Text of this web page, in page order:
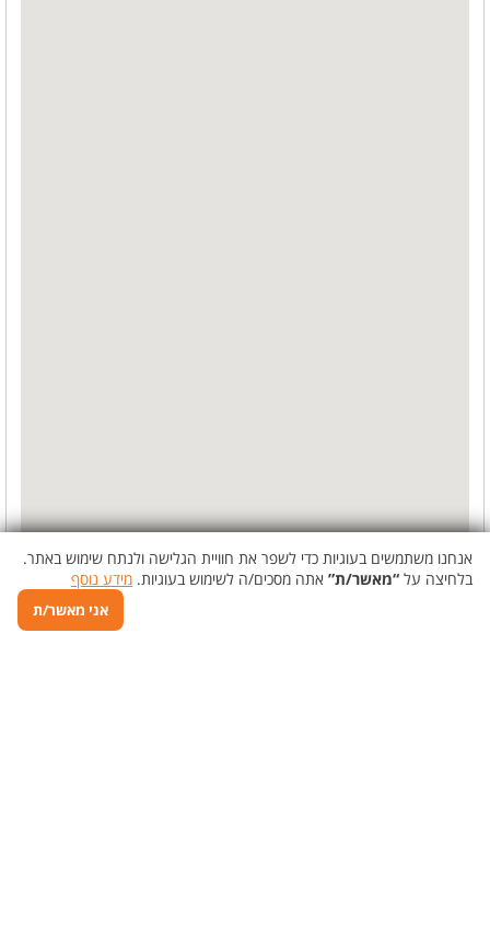
אנחנו משתמשים בעוגיות כדי לשפר את חוויית הגלישה ולנתח שימוש באתר.
בלחיצה על “מאשר/ת” אתה מסכים/ה לשימוש בעוגיות. מידע נוסף
אני מאשר/ת